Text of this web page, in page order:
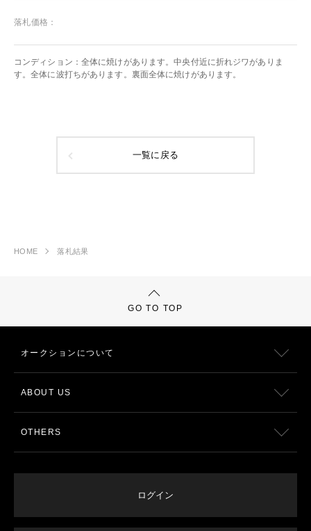
落札価格：
コンディション：全体に焼けがあります。中央付近に折れジワがありま
す。全体に波打ちがあります。裏面全体に焼けがあります。
一覧に戻る
HOME 落札結果
GO TO TOP
オークションについて
ABOUT US
OTHERS
ログイン